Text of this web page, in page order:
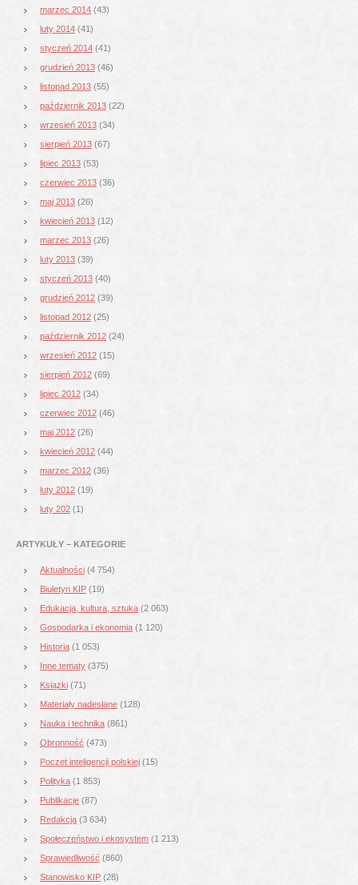
marzec 2014 (43)
luty 2014 (41)
styczeń 2014 (41)
grudzień 2013 (46)
listopad 2013 (55)
październik 2013 (22)
wrzesień 2013 (34)
sierpień 2013 (67)
lipiec 2013 (53)
czerwiec 2013 (36)
maj 2013 (26)
kwiecień 2013 (12)
marzec 2013 (26)
luty 2013 (39)
styczeń 2013 (40)
grudzień 2012 (39)
listopad 2012 (25)
październik 2012 (24)
wrzesień 2012 (15)
sierpień 2012 (69)
lipiec 2012 (34)
czerwiec 2012 (46)
maj 2012 (26)
kwiecień 2012 (44)
marzec 2012 (36)
luty 2012 (19)
luty 202 (1)
ARTYKUŁY – KATEGORIE
Aktualności (4 754)
Biuletyn KIP (19)
Edukacja, kultura, sztuka (2 063)
Gospodarka i ekonomia (1 120)
Historia (1 053)
Inne tematy (375)
Książki (71)
Materiały nadesłane (128)
Nauka i technika (861)
Obronność (473)
Poczet inteligencji polskiej (15)
Polityka (1 853)
Publikacje (87)
Redakcja (3 634)
Społeczeństwo i ekosystem (1 213)
Sprawiedliwość (860)
Stanowisko KIP (28)